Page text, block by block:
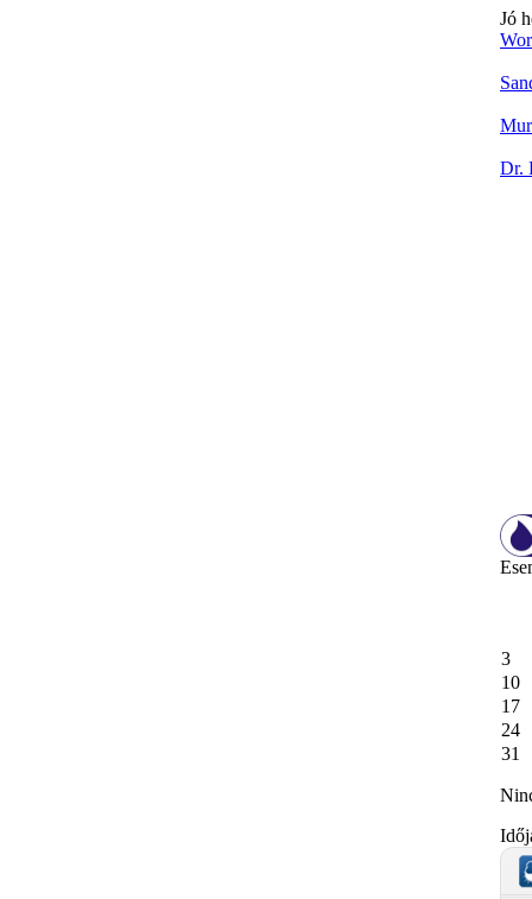
Jó
Dr.
3
10
17
24
31